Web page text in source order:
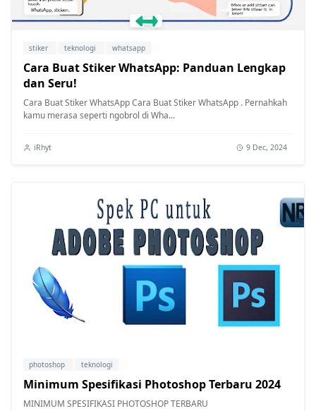
stiker teknologi whatsapp
Cara Buat Stiker WhatsApp: Panduan Lengkap
dan Seru!
Cara Buat Stiker WhatsApp Cara Buat Stiker WhatsApp . Pernahkah
kamu merasa seperti ngobrol di Wha...
iRhyt 9 Dec, 2024
photoshop teknologi
Minimum Spesifikasi Photoshop Terbaru 2024
MINIMUM SPESIFIKASI PHOTOSHOP TERBARU